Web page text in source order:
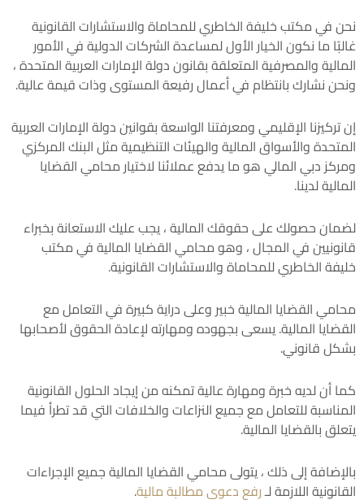
نحن في مكتب خليفة الخاطري للمحاماة والاستشارات القانونية
غالبًا ما نكون الخيار الأول لمساعدة الشركات الدولية في الأمور
المالية والمصرفية المتعلقة بقانون دولة الإمارات العربية المتحدة ،
ونحن نشارك بانتظام في أعمال رفيعة المستوى وذات قيمة عالية.
إن تركيزنا الإقليمي ومعرفتنا الواسعة بقوانين دولة الإمارات العربية
المتحدة والأسواق المالية والهيئات التنظيمية مثل البنك المركزي
ومركز دبي المالي هو ما يدفع عملائنا لاختيار محامي القضايا
المالية لدينا.
لضمان حصولك على حقوقك المالية ، يجب عليك الاستعانة بخبراء
قانونيين في المجال ، وهو محامي القضايا المالية في مكتب
خليفة الخاطري للمحاماة والاستشارات القانونية.
محامي القضايا المالية خبير وعلى دراية كبيرة في التعامل مع
القضايا المالية. يسعى بجهوده ومهارته لإعادة الحقوق لأصحابها
بشكل قانوني.
كما أن لديه خبرة ومهارة عالية تمكنه من إيجاد الحلول القانونية
المناسبة للتعامل مع جميع النزاعات والخلافات التي قد تطرأ فيما
يتعلق بالقضايا المالية.
بالإضافة إلى ذلك ، يتولى محامي القضايا المالية جميع الإجراءات
القانونية اللازمة لـرفع دعوى مطالبة مالية.